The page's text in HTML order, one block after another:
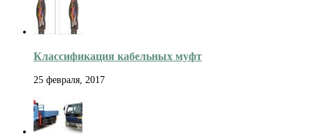
Классификация кабельных муфт
25 февраля, 2017